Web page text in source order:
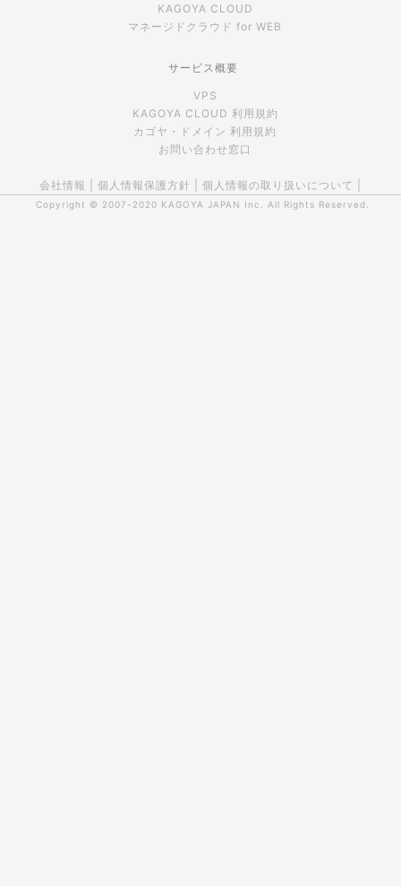
KAGOYA CLOUD
マネージドクラウド for WEB
サービス概要
VPS
KAGOYA CLOUD 利用規約
カゴヤ・ドメイン 利用規約
お問い合わせ窓口
会社情報 個人情報保護方針 個人情報の取り扱いについて
Copyright © 2007-2020 KAGOYA JAPAN Inc. All Rights Reserved.